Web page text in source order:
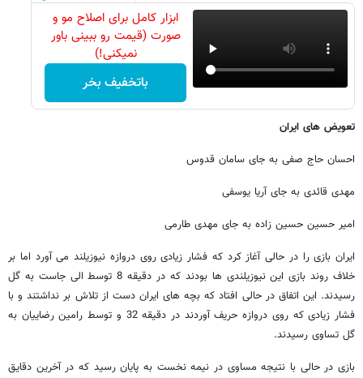
ابزار کامل برای اصلاح مو و
صورت (قیمت رو ببینی باور
نمیکنی!)
باتخفیف بخر
تعویض های ایران
احسان حاج صفی به جای سامان قدوس
مهدی قائدی به جای آریا یوسفی
امیر حسین حسین زاده به جای مهدی طارمی
ایران بازی را در حالی آغاز کرد که فشار زیادی روی دروازه نیوزیلند می آورد اما بر
خلاف روند بازی این نیوزیلندی ها بودند که در دقیقه 8 توسط الی جاست به گل
رسیدند. این اتفاق در حالی افتاد که بچه های ایران دست از تلاش بر نداشتند و با
فشار زیادی که روی دروازه حریف آوردند در دقیقه 32 و توسط رامین رضاییان به
گل تساوی رسیدند.
بازی در حالی با نتیجه مساوی در نیمه نخست به پایان رسید که در آخرین دقایق